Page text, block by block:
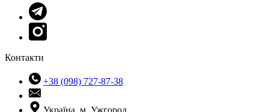
Контакти
+38 (098) 727-87-38
Україна, м. Ужгород